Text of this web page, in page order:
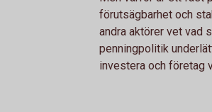
förutsägbarhet och
andra aktörer vet vad
penningpolitik
investera och företag